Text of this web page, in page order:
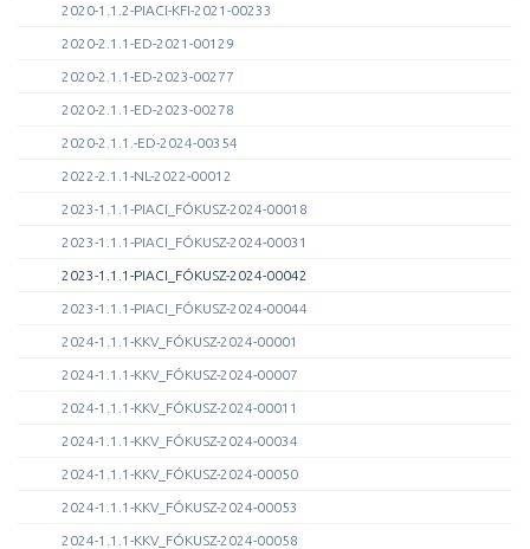
2020-1.1.2-PIACI-KFI-2021-00233
2020-2.1.1-ED-2021-00129
2020-2.1.1-ED-2023-00277
2020-2.1.1-ED-2023-00278
2020-2.1.1.-ED-2024-00354
2022-2.1.1-NL-2022-00012
2023-1.1.1-PIACI_FÓKUSZ-2024-00018
2023-1.1.1-PIACI_FÓKUSZ-2024-00031
2023-1.1.1-PIACI_FÓKUSZ-2024-00042
2023-1.1.1-PIACI_FÓKUSZ-2024-00044
2024-1.1.1-KKV_FÓKUSZ-2024-00001
2024-1.1.1-KKV_FÓKUSZ-2024-00007
2024-1.1.1-KKV_FÓKUSZ-2024-00011
2024-1.1.1-KKV_FÓKUSZ-2024-00034
2024-1.1.1-KKV_FÓKUSZ-2024-00050
2024-1.1.1-KKV_FÓKUSZ-2024-00053
2024-1.1.1-KKV_FÓKUSZ-2024-00058